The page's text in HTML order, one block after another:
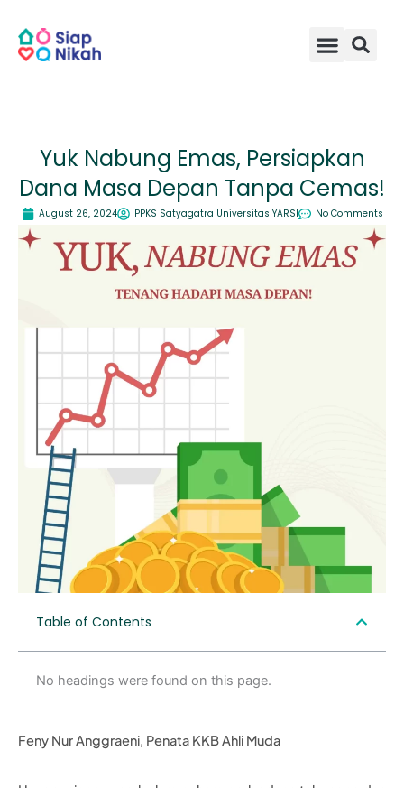
content
Yuk Nabung Emas, Persiapkan
Dana Masa Depan Tanpa Cemas!
August 26, 2024 PPKS Satyagatra Universitas YARSI No Comments
Table of Contents
No headings were found on this page.
Feny Nur Anggraeni, Penata KKB Ahli Muda